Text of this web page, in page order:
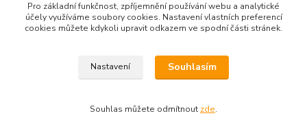
marketa.lukacova@volny.cz
© Markéta Lukáčová, 2001-2026
Pro základní funkčnost, zpříjemnění používání webu a analytické
účely využíváme soubory cookies. Nastavení vlastních preferencí
cookies můžete kdykoli upravit odkazem ve spodní části stránek.
Nastavení Souhlasím
Souhlas můžete odmítnout zde.